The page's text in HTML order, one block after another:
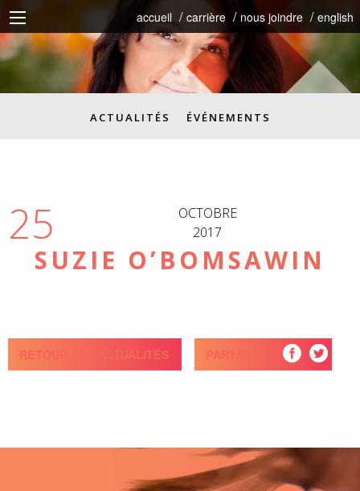
accueil carrière nous joindre english
ACTUALITÉS ÉVÉNEMENTS
25
OCTOBRE
2017
SUZIE O’BOMSAWIN
RETOUR AUX ACTUALITÉS PARTAGEZ